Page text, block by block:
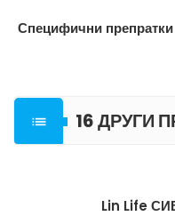
Специфични препратки

16 ДРУГИ
Lin Life